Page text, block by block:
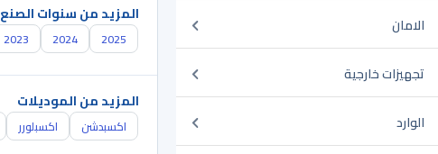
الامان
تجهيزات خارجية
الوارد
المزيد من سنوات الصنع
2025
2024
2023
المزيد من الموديلات
اكسبدشن اكسبلورر